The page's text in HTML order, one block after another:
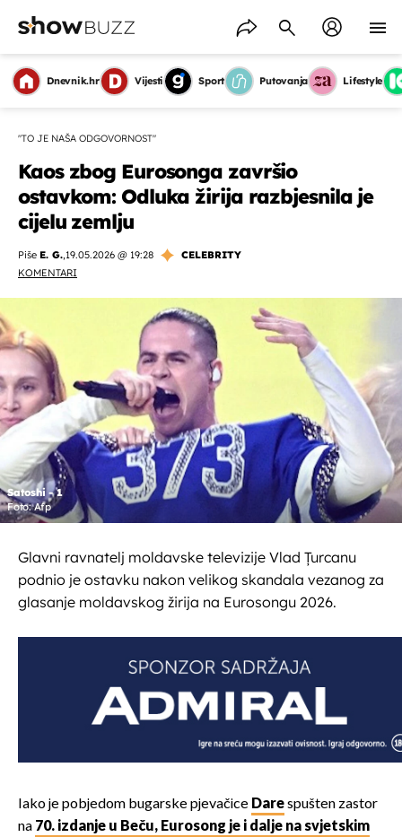
Dnevnik.hr Vijesti Sport Putovanja Lifestyle
"TO JE NAŠA ODGOVORNOST"
Kaos zbog Eurosonga završio
ostavkom: Odluka žirija razbjesnila je
cijelu zemlju
Piše E. G.,19.05.2026 @ 19:28
CELEBRITY
KOMENTARI
Satoshi - 1
Foto: Afp
Glavni ravnatelj moldavske televizije Vlad Țurcanu
podnio je ostavku nakon velikog skandala vezanog za
glasanje moldavskog žirija na Eurosongu 2026.
Iako je pobjedom bugarske pjevačice Darespušten zastor
na 70. izdanje u Beču, Eurosong je i dalje na svjetskim
OMOGUĆI OBAVIJESTI